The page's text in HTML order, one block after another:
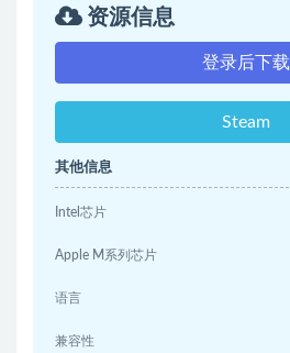
资源信息
登录后下载
Steam
其他信息
Intel芯片
Apple M系列芯片
语言
兼容性